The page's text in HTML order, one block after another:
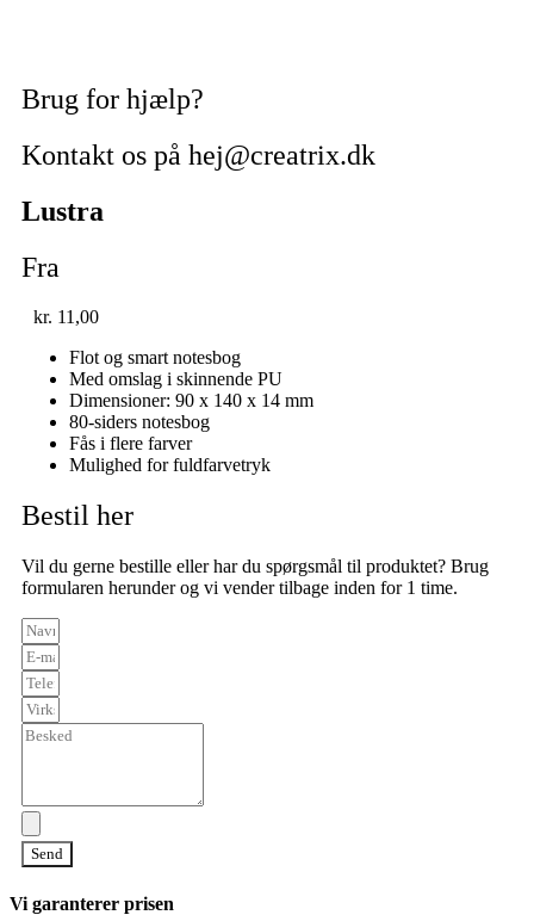
Brug for hjælp?
Kontakt os på hej@creatrix.dk
Lustra
Fra
kr. 11,00
Flot og smart notesbog
Med omslag i skinnende PU
Dimensioner: 90 x 140 x 14 mm
80-siders notesbog
Fås i flere farver
Mulighed for fuldfarvetryk
Bestil her
Vil du gerne bestille eller har du spørgsmål til produktet? Brug
formularen herunder og vi vender tilbage inden for 1 time.
Send
Vi garanterer prisen